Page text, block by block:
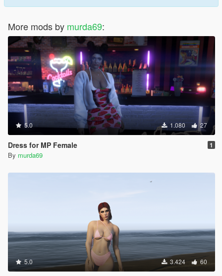
More mods by murda69:
5.0 1.080 27
Dress for MP Female 1
By murda69
5.0 3.424 60